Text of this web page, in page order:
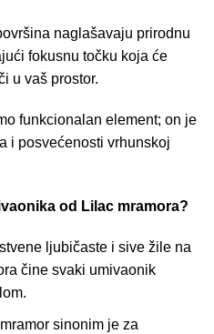
naglašavaju prirodnu
fokusnu točku koja će
u vaš prostor.
funkcionalan element; on je
i posvećenosti vrhunskoj
od Lilac mramora?
ljubičaste i sive žile na
čine svaki umivaonik
sinonim je za